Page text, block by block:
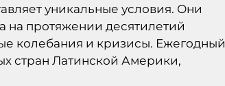
уникальные условия. Они
на протяжении десятилетий
колебания и кризисы. Ежегодный
стран Латинской Америки,